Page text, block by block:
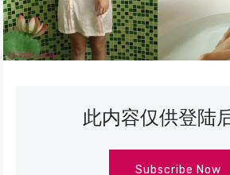
此内容仅供登陆
Subscribe Now